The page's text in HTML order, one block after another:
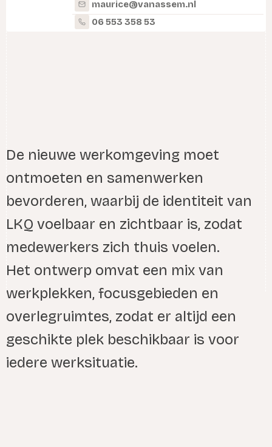
maurice@vanassem.nl
06 553 358 53
De nieuwe werkomgeving moet
ontmoeten en samenwerken
bevorderen, waarbij de identiteit van
LKQ voelbaar en zichtbaar is, zodat
medewerkers zich thuis voelen.
Het ontwerp omvat een mix van
werkplekken, focusgebieden en
overlegruimtes, zodat er altijd een
geschikte plek beschikbaar is voor
iedere werksituatie.